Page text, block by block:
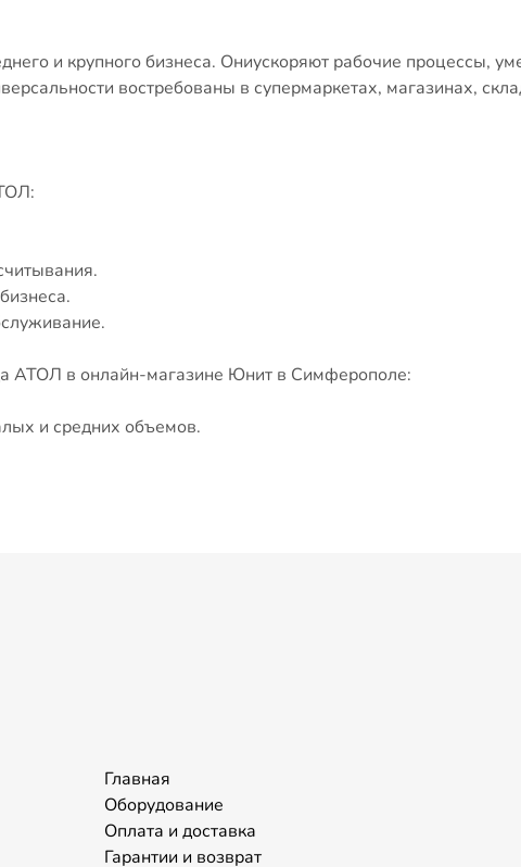
и крупного бизнеса. Ониускоряют рабочие процессы,
востребованы в супермаркетах, магазинах,
АТОЛ в онлайн-магазине Юнит в Симферополе:
и средних объемов.
Главная
Оборудование
Оплата и доставка
Гарантии и возврат